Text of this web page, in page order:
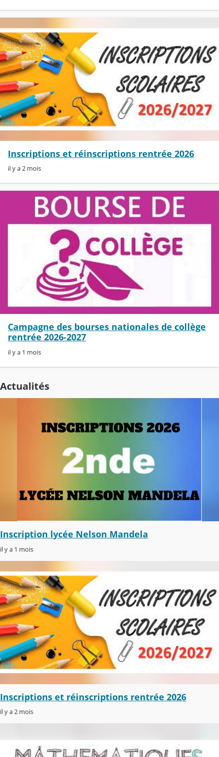
Inscriptions et réinscriptions rentrée 2026
il y a 2 mois
Campagne des bourses nationales de collège
rentrée 2026-2027
il y a 1 mois
Actualités
Inscription lycée Nelson Mandela
il y a 1 mois
Inscriptions et réinscriptions rentrée 2026
il y a 2 mois